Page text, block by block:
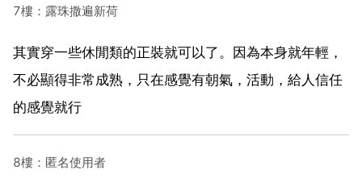
7樓：露珠撒遍新荷
其實穿一些休閒類的正裝就可以了。因為本身就年輕，
不必顯得非常成熟，只在感覺有朝氣，活動，給人信任
的感覺就行
8樓：匿名使用者